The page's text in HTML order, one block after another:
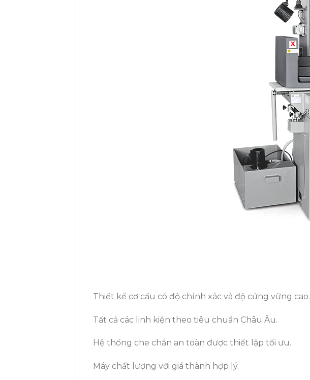
Thiết kế cơ cấu có độ chính xác và độ cứng vững cao.
Tất cả các linh kiện theo tiêu chuẩn Châu Âu.
Hệ thống che chắn an toàn được thiết lập tối ưu.
Máy chất lượng với giá thành hợp lý.